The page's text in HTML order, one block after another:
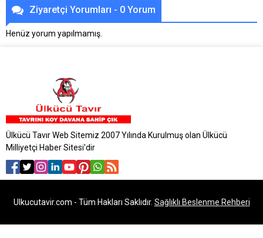
Ziyaretçi Yorumları - 0 Yorum
Henüz yorum yapılmamış.
Ülkücü Tavır Web Sitemiz 2007 Yılında Kurulmuş olan Ülkücü
Milliyetçi Haber Sitesi'dir
Ulkucutavir.com - Tüm Hakları Saklıdır. Sağlıklı Beslenme Rehberi